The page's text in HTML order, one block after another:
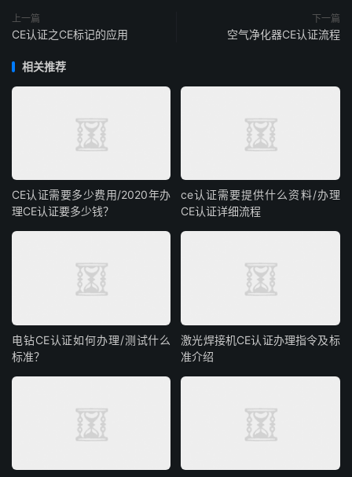
上一篇
CE认证之CE标记的应用
下一篇
空气净化器CE认证流程
相关推荐
CE认证需要多少费用/2020年办
理CE认证要多少钱？
ce认证需要提供什么资料/办理
CE认证详细流程
电钻CE认证如何办理/测试什么
标准？
激光焊接机CE认证办理指令及标
准介绍